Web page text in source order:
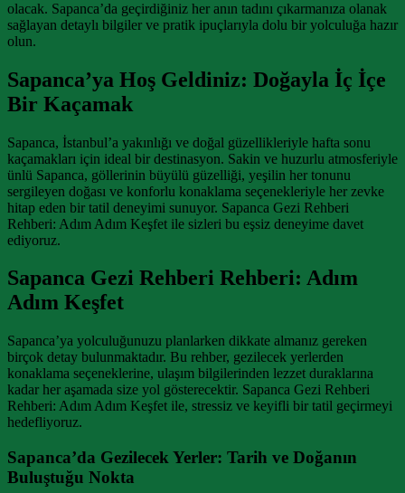
olacak. Sapanca’da geçirdiğiniz her anın tadını çıkarmanıza olanak
sağlayan detaylı bilgiler ve pratik ipuçlarıyla dolu bir yolculuğa hazır
olun.
Sapanca’ya Hoş Geldiniz: Doğayla İç İçe
Bir Kaçamak
Sapanca, İstanbul’a yakınlığı ve doğal güzellikleriyle hafta sonu
kaçamakları için ideal bir destinasyon. Sakin ve huzurlu atmosferiyle
ünlü Sapanca, göllerinin büyülü güzelliği, yeşilin her tonunu
sergileyen doğası ve konforlu konaklama seçenekleriyle her zevke
hitap eden bir tatil deneyimi sunuyor. Sapanca Gezi Rehberi
Rehberi: Adım Adım Keşfet ile sizleri bu eşsiz deneyime davet
ediyoruz.
Sapanca Gezi Rehberi Rehberi: Adım
Adım Keşfet
Sapanca’ya yolculuğunuzu planlarken dikkate almanız gereken
birçok detay bulunmaktadır. Bu rehber, gezilecek yerlerden
konaklama seçeneklerine, ulaşım bilgilerinden lezzet duraklarına
kadar her aşamada size yol gösterecektir. Sapanca Gezi Rehberi
Rehberi: Adım Adım Keşfet ile, stressiz ve keyifli bir tatil geçirmeyi
hedefliyoruz.
Sapanca’da Gezilecek Yerler: Tarih ve Doğanın
Buluştuğu Nokta